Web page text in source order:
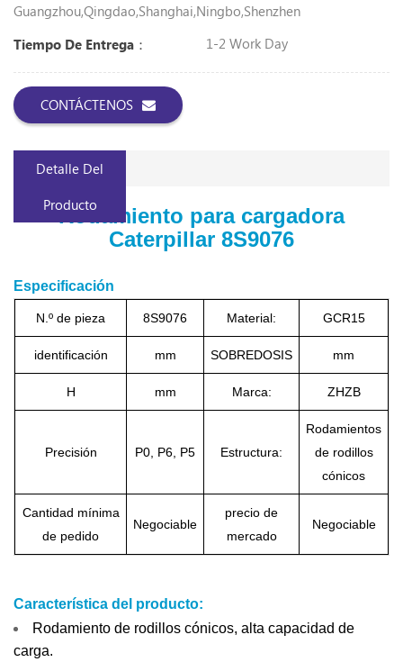
Guangzhou,Qingdao,Shanghai,Ningbo,Shenzhen
Tiempo De Entrega：
1-2 Work Day
CONTÁCTENOS
Detalle Del
Producto
Rodamiento para cargadora
Caterpillar 8S9076
Especificación
N.º de pieza 8S9076 Material: GCR15
identificación mm SOBREDOSIS mm
H mm Marca: ZHZB
Precisión P0, P6, P5 Estructura:
Rodamientos
de rodillos
cónicos
Cantidad mínima
de pedido
Negociable
precio de
mercado
Negociable
Característica del producto:
Rodamiento de rodillos cónicos, alta capacidad de
carga.